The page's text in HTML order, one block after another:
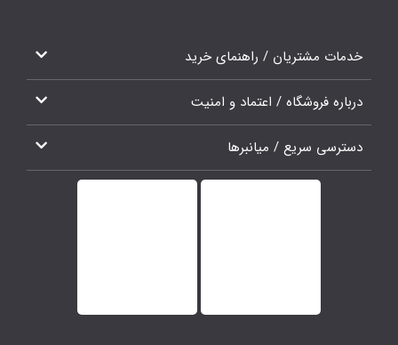
خدمات مشتریان / راهنمای خرید
درباره فروشگاه / اعتماد و امنیت
دسترسی سریع / میانبرها